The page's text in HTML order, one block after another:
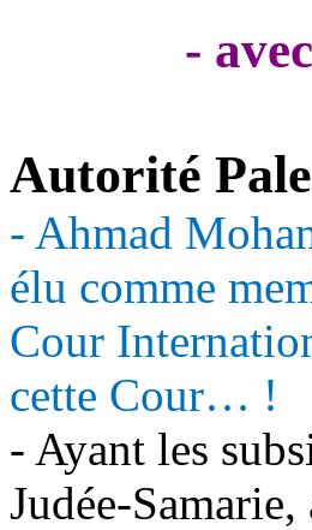
-
Autorité
- Ahmad
élu comme
Cour
cette Cour… !
- Ayant les
Judée-